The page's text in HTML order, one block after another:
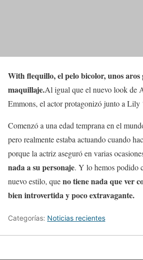
With flequillo, el pelo bicolor, unos aros
maquillaje.Al igual que el nuevo look de
Emmons, el actor protagonizó junto a Lily
Comenzó a una edad temprana en el
pero realmente estaba actuando cuando
porque la actriz aseguró en varias
nada a su personaje. Y lo hemos podido
nuevo estilo, queno tiene nada que ver
bien introvertida y poco extravagante.
Categorías: Noticias recientes